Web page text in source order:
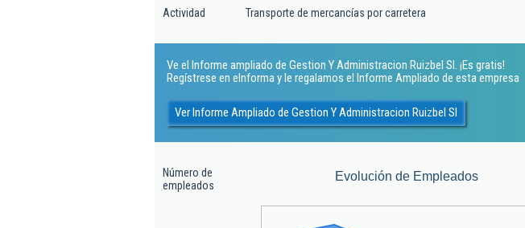
Actividad Transporte de mercancías por carretera
Ve el Informe ampliado de Gestion Y Administracion Ruizbel Sl. ¡Es gratis!
Regístrese en eInforma y le regalamos el Informe Ampliado de esta empresa
Ver Informe Ampliado de Gestion Y Administracion Ruizbel Sl
Número de
empleados
Evolución de Empleados